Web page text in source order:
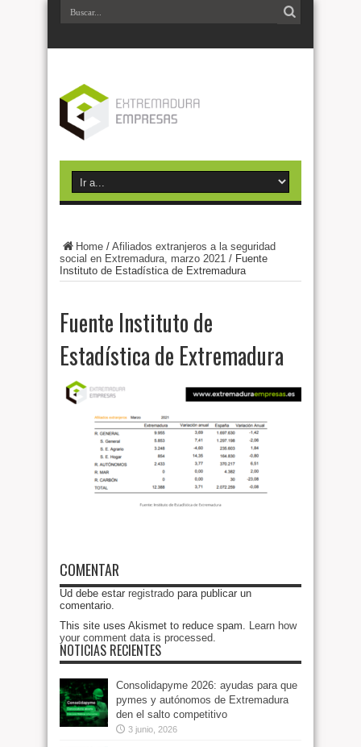
Home / Afiliados extranjeros a la seguridad
social en Extremadura, marzo 2021 / Fuente
Instituto de Estadística de Extremadura
Fuente Instituto de
Estadística de Extremadura
COMENTAR
Ud debe estar registrado para publicar un
comentario.
This site uses Akismet to reduce spam. Learn how
your comment data is processed.
NOTICIAS RECIENTES
Consolidapyme 2026: ayudas para que
pymes y autónomos de Extremadura
den el salto competitivo
3 junio, 2026